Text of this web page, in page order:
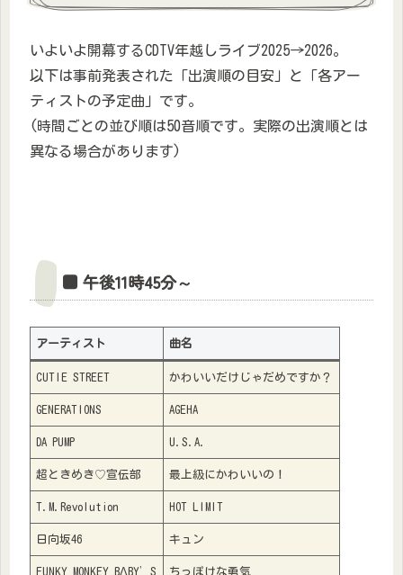
いよいよ開幕するCDTV年越しライブ2025→2026。
以下は事前発表された「出演順の目安」と「各アー
ティストの予定曲」です。
(時間ごとの並び順は50音順です。実際の出演順とは
異なる場合があります)
■ 午後11時45分～
アーティスト 曲名
CUTIE STREET かわいいだけじゃだめですか？
GENERATIONS AGEHA
DA PUMP U.S.A.
超ときめき♡宣伝部 最上級にかわいいの！
T.M.Revolution HOT LIMIT
日向坂46 キュン
FUNKY MONKEY BΛBY’S ちっぽけな勇気